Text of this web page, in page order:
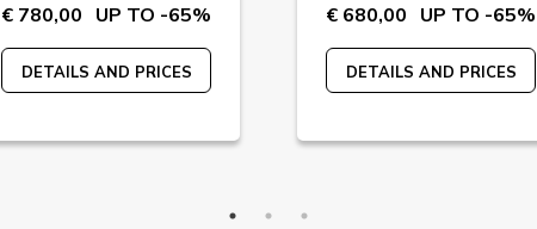
€ 780,00 UP TO -65%
DETAILS AND PRICES
€ 680,00 UP TO -65%
DETAILS AND PRICES